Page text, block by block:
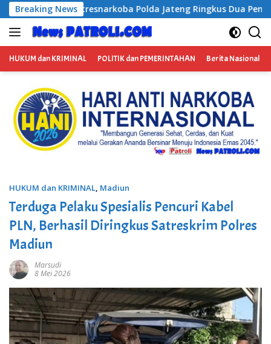
Langsung
ke
konten
Breaking News
Dua Pengedar Sabu di Colomadu, 23 Paket Narkotika
HUKUM dan KRIMINAL POLITIK dan PEMERINTAHAN Berita Nasional
HUKUM dan KRIMINAL, Madiun
Terduga Pelaku Spesialis Pencuri Kabel
PLN, Berhasil Diringkus Satreskrim Polres
Madiun
Marsudi
8 Mei 2026